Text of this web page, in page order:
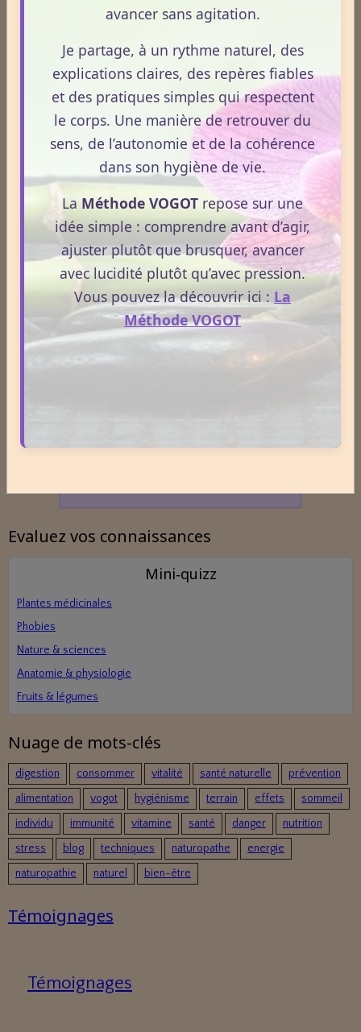
Statistiques
Aujourd'hui
visiteurs -509pages vues
Total
visiteurs -8498054pages vues
Contenu
Nombre de pages :1817
Nombre d'articles : 407
ESPACE PUBLICITAIRE
Format : 300 × 250 px
tarifs.
Evaluez vos connaissances
Mini‑quizz
Plantes médicinales
Phobies
Nature & sciences
Anatomie & physiologie
Fruits & légumes
Nuage de mots-clés
digestion consommer vitalité santé naturelle
prévention
alimentation
vogot hygiénisme terrain effets
sommeil
individu
immunité vitamine santé danger
nutrition
stress
blog techniques naturopathe
energie
naturopathie
naturel bien-être
Témoignages
Témoignages
avancer sans agitation.
Je partage, à un rythme naturel, des
explications claires, des repères fiables
et des pratiques simples qui respectent
le corps. Une manière de retrouver du
sens, de l’autonomie et de la cohérence
dans son hygiène de vie.
La Méthode VOGOT repose sur une
idée simple : comprendre avant d’agir,
ajuster plutôt que brusquer, avancer
avec lucidité plutôt qu’avec pression.
Vous pouvez la découvrir ici : La
Méthode VOGOT